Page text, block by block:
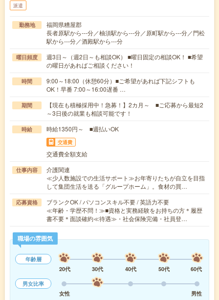
派遣
勤務地
福岡県糟屋郡
長者原駅から---分／柚須駅から---分／原町駅から---分／門松
駅から---分／酒殿駅から---分
曜日頻度
週3日～（週2日～も相談OK） ■曜日固定の相談OK！ ■希望
の曜日があればご相談ください！
時間
9:00～18:00（休憩60分）■ご希望があれば下記シフトも
OK！早番 7:00～16:00遅番 …
期間
【現在も積極採用中！急募！】2カ月～ ■ご応募から最短2
～3日後の就業も相談可能です！
時給 時給1350円～ ■週払いOK
交通費
交通費全額支給
仕事内容
介護関連
≪少人数施設での生活サポート≫お年寄りたちが自立を目指
して集団生活を送る「グループホーム」。食材の買…
応募資格
ブランクOK / パソコンスキル不要 / 英語力不要
≪年齢・学歴不問！≫■資格と実務経験をお持ちの方＊履歴
書不要＊面談確約≪待遇≫・社会保険完備・社員登…
職場の雰囲気
年齢層
20代
30代 40代 50代
60代
男女比率
女性
男性